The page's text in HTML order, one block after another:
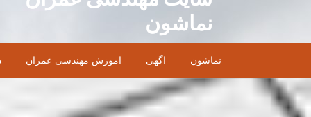
content
نماشون
نماشون اگهی اموزش مهندسی عمران